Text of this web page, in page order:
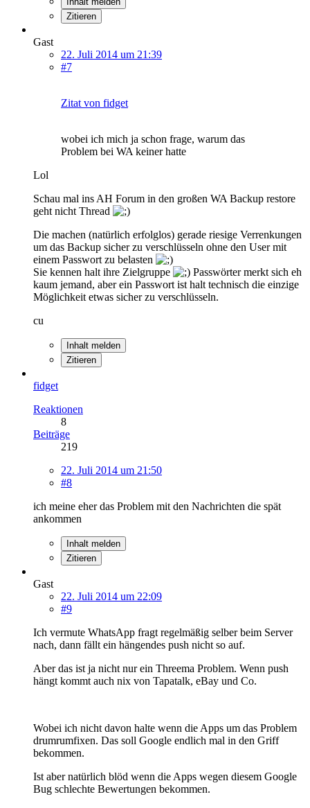
Zitieren
Gast
22. Juli 2014 um 21:39
#7
Zitat von fidget
wobei ich mich ja schon frage, warum das
Problem bei WA keiner hatte
Lol
Schau mal ins AH Forum in den großen WA Backup restore
geht nicht Thread
Die machen (natürlich erfolglos) gerade riesige Verrenkungen
um das Backup sicher zu verschlüsseln ohne den User mit
einem Passwort zu belasten
Sie kennen halt ihre Zielgruppe
Passwörter merkt sich eh
kaum jemand, aber ein Passwort ist halt technisch die einzige
Möglichkeit etwas sicher zu verschlüsseln.
cu
Inhalt melden
Zitieren
fidget
Reaktionen
8
Beiträge
219
22. Juli 2014 um 21:50
#8
ich meine eher das Problem mit den Nachrichten die spät
ankommen
Inhalt melden
Zitieren
Gast
22. Juli 2014 um 22:09
#9
Ich vermute WhatsApp fragt regelmäßig selber beim Server
nach, dann fällt ein hängendes push nicht so auf.
Aber das ist ja nicht nur ein Threema Problem. Wenn push
hängt kommt auch nix von Tapatalk, eBay und Co.
Wobei ich nicht davon halte wenn die Apps um das Problem
drumrumfixen. Das soll Google endlich mal in den Griff
bekommen.
Ist aber natürlich blöd wenn die Apps wegen diesem Google
Bug schlechte Bewertungen bekommen.